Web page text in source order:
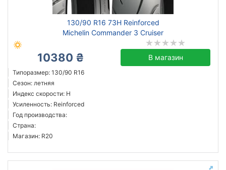
130/90 R16 73H Reinforced
Michelin Commander 3 Cruiser
10380 ₴ В магазин
Типоразмер: 130/90 R16
Сезон: летняя
Индекс скорости: H
Усиленность: Reinforced
Год производства:
Страна:
Магазин: R20